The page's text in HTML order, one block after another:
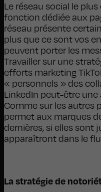
Le réseau social le
fonction dédiée aux
réseau présente
plus que ce sont vos
peuvent porter les
Travailler sur une
efforts marketing
« personnels » des
LinkedIn peut-être
Comme sur les autres
permet aux marques
dernières, si elles sont
apparaîtront dans le
La stratégie de